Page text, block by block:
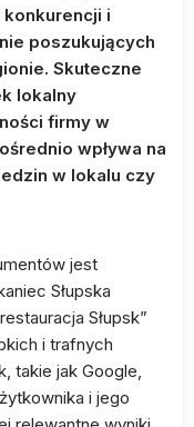
i
poszukujących
Skuteczne
lokalny
firmy w
wpływa na
w lokalu czy
jest
Słupska
Słupsk”
i trafnych
takie jak Google,
i jego